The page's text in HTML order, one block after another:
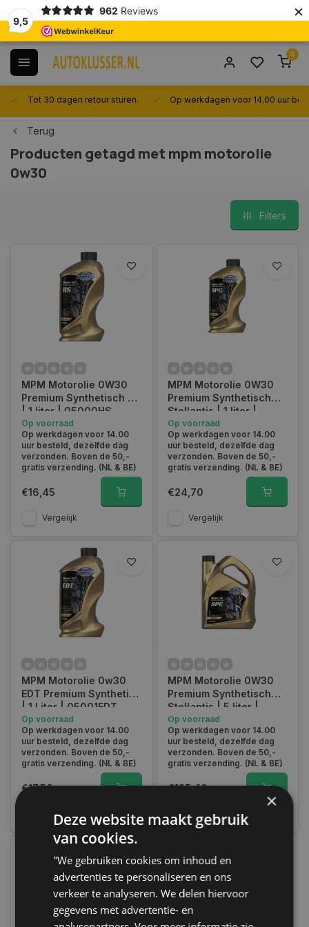
9,5
962 Reviews ×
0
Tot 30 dagen retour sturen. Op werkdagen voor 14.00 uur
Terug
Producten getagd met mpm motorolie
0w30
Filters
MPM Motorolie 0W30
Premium Synthetisch HS
| 1 liter | 05000HS
Op voorraad
Op werkdagen voor 14.00
uur besteld, dezelfde dag
verzonden. Boven de 50,-
gratis verzending. (NL & BE)
€16,45
Vergelijk
MPM Motorolie 0W30
Premium Synthetisch
Stellantis | 1 liter |
05001SPC
Op voorraad
Op werkdagen voor 14.00
uur besteld, dezelfde dag
verzonden. Boven de 50,-
gratis verzending. (NL & BE)
€24,70
Vergelijk
MPM Motorolie 0w30
EDT Premium Synthetic
| 1 Liter | 05001EDT
Op voorraad
Op werkdagen voor 14.00
uur besteld, dezelfde dag
verzonden. Boven de 50,-
gratis verzending. (NL & BE)
€17,50
Vergelijk
MPM Motorolie 0W30
Premium Synthetisch
Stellantis | 5 liter |
05005SPC
Op voorraad
Op werkdagen voor 14.00
uur besteld, dezelfde dag
verzonden. Boven de 50,-
gratis verzending. (NL & BE)
€125,40
Vergelijk
×
Deze website maakt gebruik
van cookies.
"We gebruiken cookies om inhoud en
advertenties te personaliseren en ons
verkeer te analyseren. We delen hiervoor
gegevens met advertentie- en